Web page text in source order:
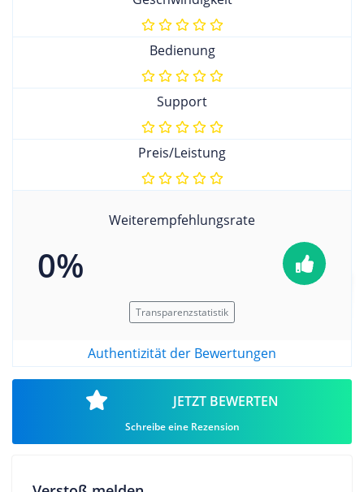
Bedienung
Support
Preis/Leistung
Weiterempfehlungsrate
0%
Transparenzstatistik
Authentizität der Bewertungen
JETZT BEWERTEN
Schreibe eine Rezension